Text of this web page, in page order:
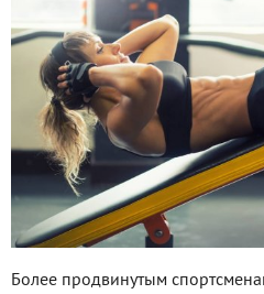
Более продвинутым